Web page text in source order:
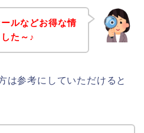
ルなどお得な情
た～♪
は参考にしていただけると